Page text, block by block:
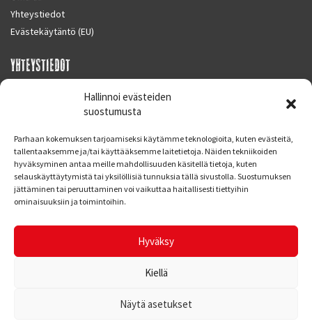
Hallinnoi evästeiden
suostumusta
Parhaan kokemuksen tarjoamiseksi käytämme teknologioita, kuten evästeitä,
tallentaaksemme ja/tai käyttääksemme laitetietoja. Näiden tekniikoiden
hyväksyminen antaa meille mahdollisuuden käsitellä tietoja, kuten
selauskäyttäytymistä tai yksilöllisiä tunnuksia tällä sivustolla. Suostumuksen
jättäminen tai peruuttaminen voi vaikuttaa haitallisesti tiettyihin
ominaisuuksiin ja toimintoihin.
Hyväksy
Kiellä
Näytä asetukset
Yhteystiedot
Evästekäytäntö (EU)
YHTEYSTIEDOT
SUPERMOTO CENTER
Finland
Puh. 09 221 7088
info at supermotocenter.fi
Maanantai - Tiistai 09.00 - 17.00
© Supermoto Center